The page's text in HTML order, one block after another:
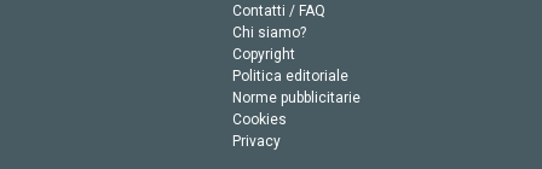
Contatti / FAQ
Chi siamo?
Copyright
Politica editoriale
Norme pubblicitarie
Cookies
Privacy